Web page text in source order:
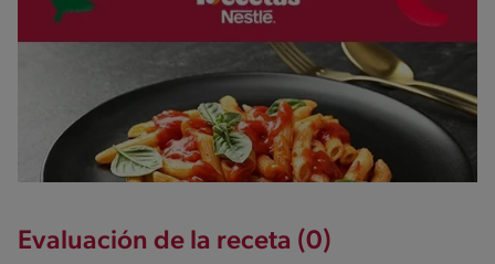
Evaluación de la receta (0)